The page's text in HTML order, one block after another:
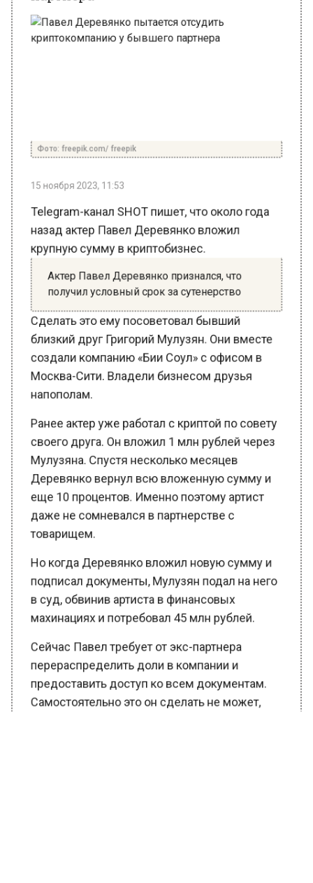
15 ноября 2023, 11:53
Telegram-канал SHOT пишет, что около года
назад актер Павел Деревянко вложил
крупную сумму в криптобизнес.
Актер Павел Деревянко признался, что
получил условный срок за сутенерство
Сделать это ему посоветовал бывший
близкий друг Григорий Мулузян. Они вместе
создали компанию «Бии Соул» с офисом в
Москва-Сити. Владели бизнесом друзья
напополам.
Ранее актер уже работал с криптой по совету
своего друга. Он вложил 1 млн рублей через
Мулузяна. Спустя несколько месяцев
Деревянко вернул всю вложенную сумму и
еще 10 процентов. Именно поэтому артист
даже не сомневался в партнерстве с
товарищем.
Но когда Деревянко вложил новую сумму и
подписал документы, Мулузян подал на него
в суд, обвинив артиста в финансовых
махинациях и потребовал 45 млн рублей.
Сейчас Павел требует от экс-партнера
перераспределить доли в компании и
предоставить доступ ко всем документам.
Самостоятельно это он сделать не может,